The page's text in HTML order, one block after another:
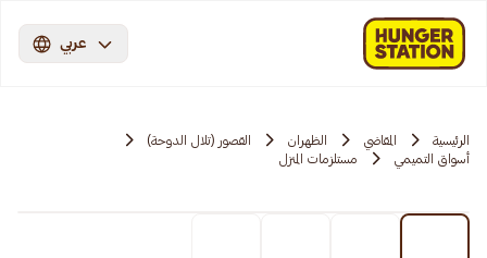
عربي
الرئيسية المقاضي الظهران
القصور (تلال الدوحة)
أسواق التميمي
مستلزمات المنزل